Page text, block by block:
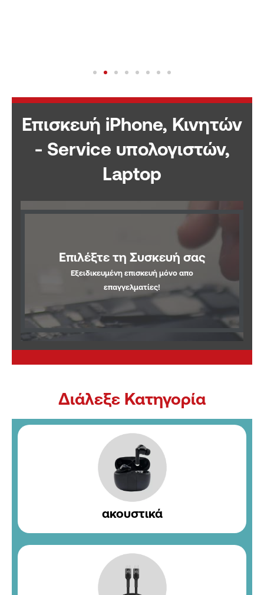
Επισκευή iPhone, Κινητών
- Service υπολογιστών,
Laptop
Επιλέξτε τη Συσκευή σας
Εξειδικευμένη επισκευή μόνο απο
επαγγελματίες!
Διάλεξε Κατηγορία​
ακουστικά